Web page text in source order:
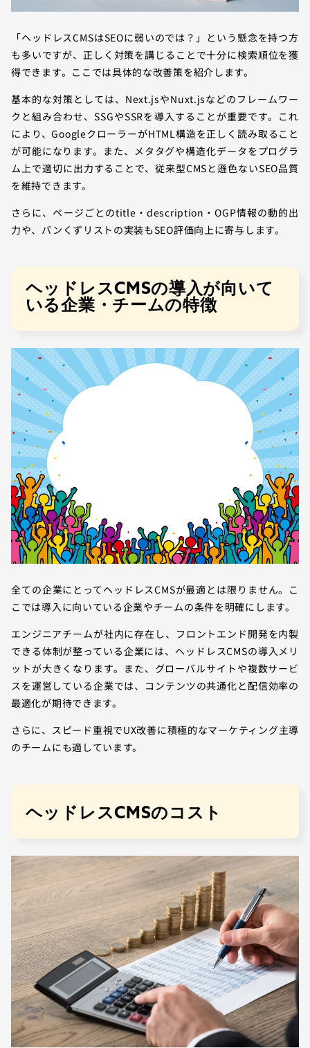
「ヘッドレスCMSはSEOに弱いのでは？」という懸念を持つ方
も多いですが、正しく対策を講じることで十分に検索順位を獲
得できます。ここでは具体的な改善策を紹介します。
基本的な対策としては、Next.jsやNuxt.jsなどのフレームワー
クと組み合わせ、SSGやSSRを導入することが重要です。これ
により、GoogleクローラーがHTML構造を正しく読み取ること
が可能になります。また、メタタグや構造化データをプログラ
ム上で適切に出力することで、従来型CMSと遜色ないSEO品質
を維持できます。
さらに、ページごとのtitle・description・OGP情報の動的出
力や、パンくずリストの実装もSEO評価向上に寄与します。
ヘッドレスCMSの導入が向いて
いる企業・チームの特徴
全ての企業にとってヘッドレスCMSが最適とは限りません。こ
こでは導入に向いている企業やチームの条件を明確にします。
エンジニアチームが社内に存在し、フロントエンド開発を内製
できる体制が整っている企業には、ヘッドレスCMSの導入メリ
ットが大きくなります。また、グローバルサイトや複数サービ
スを運営している企業では、コンテンツの共通化と配信効率の
最適化が期待できます。
さらに、スピード重視でUX改善に積極的なマーケティング主導
のチームにも適しています。
ヘッドレスCMSのコスト